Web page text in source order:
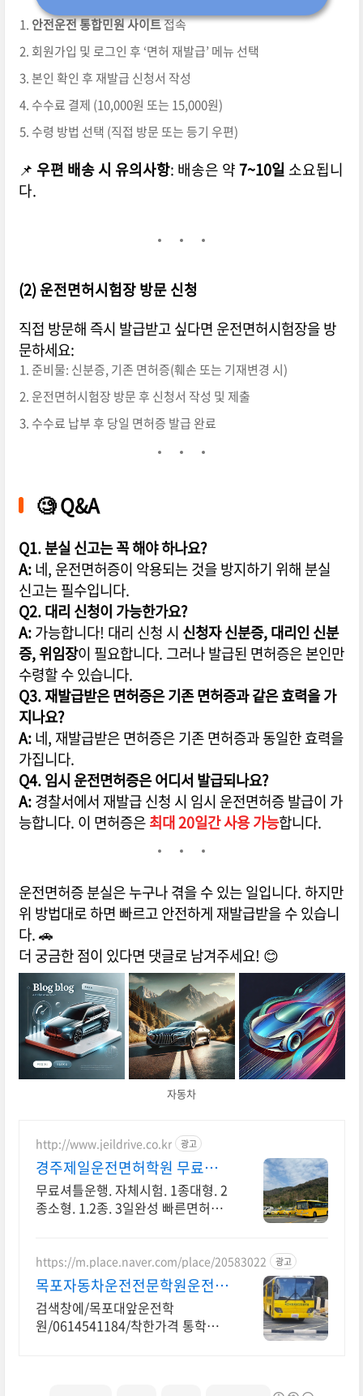
안전운전 통합민원 사이트접속
회원가입 및 로그인 후 ‘면허 재발급’ 메뉴 선택
본인 확인 후 재발급 신청서 작성
수수료 결제 (10,000원 또는 15,000원)
수령 방법 선택 (직접 방문 또는 등기 우편)
📌 우편 배송 시 유의사항: 배송은 약7~10일 소요됩니
다.
(2) 운전면허시험장 방문 신청
직접 방문해 즉시 발급받고 싶다면 운전면허시험장을 방
문하세요:
준비물: 신분증, 기존 면허증(훼손 또는 기재변경 시)
운전면허시험장 방문 후 신청서 작성 및 제출
수수료 납부 후 당일 면허증 발급 완료
🧐 Q&A
Q1. 분실 신고는 꼭 해야 하나요?
A:네, 운전면허증이 악용되는 것을 방지하기 위해 분실
신고는 필수입니다.
Q2. 대리 신청이 가능한가요?
A:가능합니다! 대리 신청 시 신청자 신분증, 대리인 신분
증, 위임장이 필요합니다. 그러나 발급된 면허증은 본인만
수령할 수 있습니다.
Q3. 재발급받은 면허증은 기존 면허증과 같은 효력을 가
지나요?
A:네, 재발급받은 면허증은 기존 면허증과 동일한 효력을
가집니다.
Q4. 임시 운전면허증은 어디서 발급되나요?
A:경찰서에서 재발급 신청 시 임시 운전면허증 발급이 가
능합니다. 이 면허증은최대 20일간 사용 가능합니다.
운전면허증 분실은 누구나 겪을 수 있는 일입니다. 하지만
위 방법대로 하면 빠르고 안전하게 재발급받을 수 있습니
다. 🚗
더 궁금한 점이 있다면 댓글로 남겨주세요! 😊
자동차
http://www.jeildrive.co.kr 광고
경주제일운전면허학원 무료셔
틀.1종대형.2종소형
무료셔틀운행. 자체시험. 1종대형. 2
종소형. 1.2종. 3일완성 빠른면허취
https://m.place.naver.com/place/20583022 광고
목포자동차운전전문학원운전면
허 착한가격
검색창에/목포대앞운전학
원/0614541184/착한가격 통학버스